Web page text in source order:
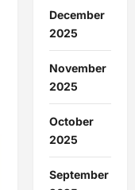
December
2025
November
2025
October
2025
September